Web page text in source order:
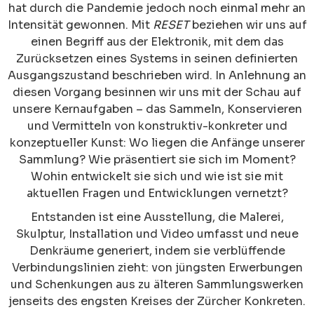
hat durch die Pandemie jedoch noch einmal mehr an
Intensität gewonnen. Mit RESETbeziehen wir uns auf
einen Begriff aus der Elektronik, mit dem das
Zurücksetzen eines Systems in seinen definierten
Ausgangszustand beschrieben wird. In Anlehnung an
diesen Vorgang besinnen wir uns mit der Schau auf
unsere Kernaufgaben – das Sammeln, Konservieren
und Vermitteln von konstruktiv-konkreter und
konzeptueller Kunst: Wo liegen die Anfänge unserer
Sammlung? Wie präsentiert sie sich im Moment?
Wohin entwickelt sie sich und wie ist sie mit
aktuellen Fragen und Entwicklungen vernetzt?
Entstanden ist eine Ausstellung, die Malerei,
Skulptur, Installation und Video umfasst und neue
Denkräume generiert, indem sie verblüffende
Verbindungslinien zieht: von jüngsten Erwerbungen
und Schenkungen aus zu älteren Sammlungswerken
jenseits des engsten Kreises der Zürcher Konkreten.